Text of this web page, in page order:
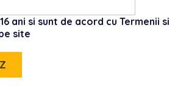
ani si sunt de acord cu Termenii si
site